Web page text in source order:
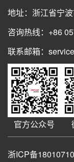
地址：浙江省宁
咨询热线：+86
联系邮箱：
官方公众号
浙ICP备